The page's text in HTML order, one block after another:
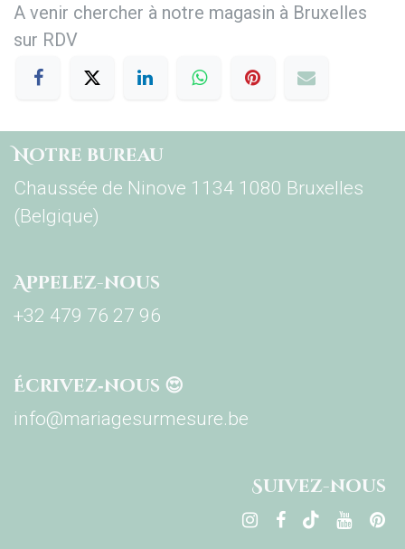
A venir chercher à notre magasin à Bruxelles
sur RDV
Notre bureau
Chaussée de Ninove 1134 1080 Bruxelles
(Belgique)
Appelez-nous
+32 479 76 27 96
Écrivez‑nous 😍
info@mariagesurmesure.be
Su​ivez-nous